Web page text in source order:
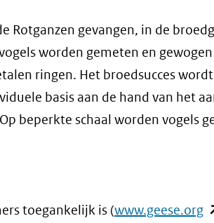
Rotganzen gevangen, in de
worden gemeten en
ringen. Het broedsucces
basis aan de hand van het
beperkte schaal worden vogels
toegankelijk is (www.geese.org